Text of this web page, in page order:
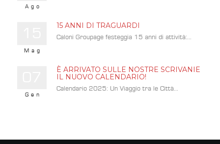
Ago
Mag
15 ANNI DI TRAGUARDI
Caloni Groupage festeggia 15 anni di attività:...
Gen
È ARRIVATO SULLE NOSTRE SCRIVANIE
IL NUOVO CALENDARIO!
Calendario 2025: Un Viaggio tra le Città...